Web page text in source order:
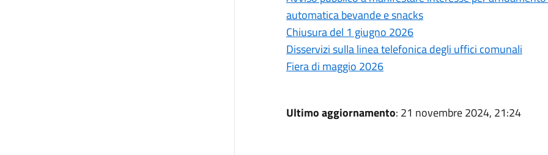
automatica bevande e snacks
Chiusura del 1 giugno 2026
Disservizi sulla linea telefonica degli uffici comunali
Fiera di maggio 2026
Ultimo aggiornamento: 21 novembre 2024, 21:24